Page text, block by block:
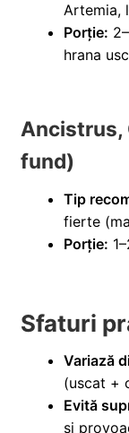
Artemia,
Porție:
hrana
Ancistrus,
fund)
Tip
fierte
Porție:
Sfaturi
Variază
(uscat +
Evită
și